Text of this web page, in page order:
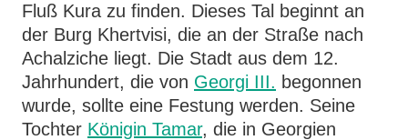
Fluß Kura zu finden. Dieses Tal beginnt an
der Burg Khertvisi, die an der Straße nach
Achalziche liegt. Die Stadt aus dem 12.
Jahrhundert, die von Georgi III. begonnen
wurde, sollte eine Festung werden. Seine
Tochter Königin Tamar, die in Georgien